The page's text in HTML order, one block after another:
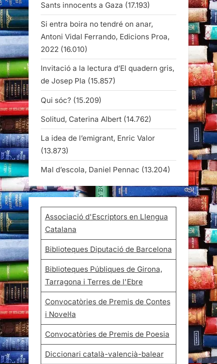
Sants innocents a Gaza (17.193)
Si entra boira no tendré on anar,
Antoni Vidal Ferrando, Edicions Proa,
2022 (16.010)
Invitació a la lectura d’El quadern gris,
de Josep Pla (15.857)
Qui sóc? (15.209)
Solitud, Caterina Albert (14.762)
La idea de l’emigrant, Enric Valor
(13.873)
Mal d’escola, Daniel Pennac (13.204)
Associació d'Escriptors en Llengua
Catalana
Biblioteques Diputació de Barcelona
Biblioteques Públiques de Girona,
Tarragona i Terres de l'Ebre
Convocatòries de Premis de Contes
i Novel·la
Convocatòries de Premis de Poesia
Diccionari català-valencià-balear